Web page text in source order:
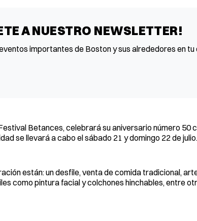
A NUESTRO NEWSLETTER!
importantes de Boston y sus alrededores en tu
Betances, celebrará su aniversario número 50
se llevará a cabo el sábado 21 y domingo 22 de julio.
están: un desfile, venta de comida tradicional,
como pintura facial y colchones hinchables, entre